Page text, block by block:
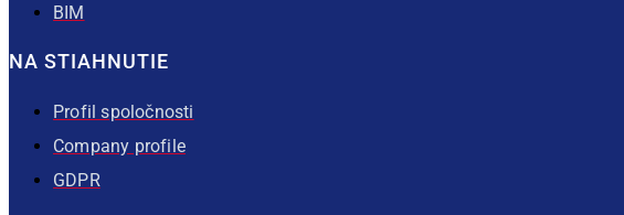
BIM
NA STIAHNUTIE
Profil spoločnosti
Company profile
GDPR